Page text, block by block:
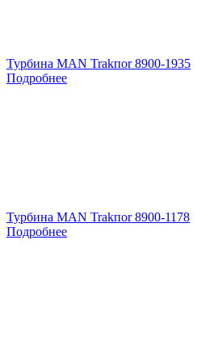
Турбина MAN Trakпоr 8900-1935
Подробнее
Турбина MAN Trakпоr 8900-1178
Подробнее